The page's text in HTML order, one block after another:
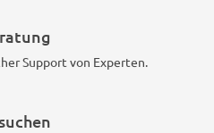
Support von Experten.